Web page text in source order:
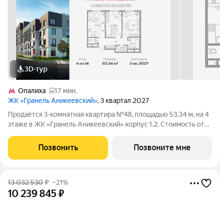
3D-тур
Опалиха
17 мин.
ЖК «Гранель Аникеевский», 3 квартал 2027
Продаётся 3-комнатная квартира №48, площадью 53,34 м, на 4
этаже в ЖК «Гранель Аникеевский» корпус 1.2. Стоимость от
односторонняя, окна на улицу. Проект расположился в
экологически чистом районе
Позвонить Позвоните мне
13 032 530₽ –21%
10 239 845₽